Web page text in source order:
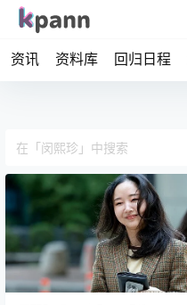
资讯 资料库 回归日程